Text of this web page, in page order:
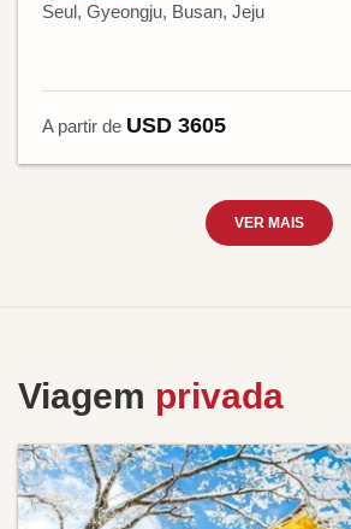
Seul, Gyeongju, Busan, Jeju
A partir de USD 3605
VER MAIS
Viagem privada